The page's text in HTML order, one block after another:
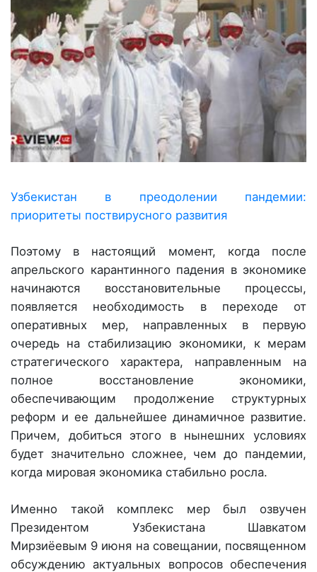
Узбекистан в преодолении пандемии:
приоритеты поствирусного развития
Поэтому в настоящий момент, когда после
апрельского карантинного падения в экономике
начинаются восстановительные процессы,
появляется необходимость в переходе от
оперативных мер, направленных в первую
очередь на стабилизацию экономики, к мерам
стратегического характера, направленным на
полное восстановление экономики,
обеспечивающим продолжение структурных
реформ и ее дальнейшее динамичное развитие.
Причем, добиться этого в нынешних условиях
будет значительно сложнее, чем до пандемии,
когда мировая экономика стабильно росла.
Именно такой комплекс мер был озвучен
Президентом Узбекистана Шавкатом
Мирзиёевым 9 июня на совещании, посвященном
обсуждению актуальных вопросов обеспечения